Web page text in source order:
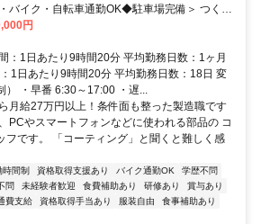
バイク・自転車通勤OK◆駐車場完備＞ つくば
キャンパス駅」からバス10分
円
：1日あたり9時間20分 平均勤務日数：1ヶ月
1日あたり9時間20分 平均勤務日数：18日 変
） ・早番 6:30～17:00 ・遅...
月給27万円以上！条件面も整った製造職です
PCやスマートフォンなどに使われる部品の コ
フです。 「コーティング」と聞くと難しく感
間制 資格取得支援あり バイク通勤OK
学歴不問
問 未経験者歓迎 食費補助あり 研修あり
賞与あり
費支給 資格取得手当あり 服装自由
食事補助あり